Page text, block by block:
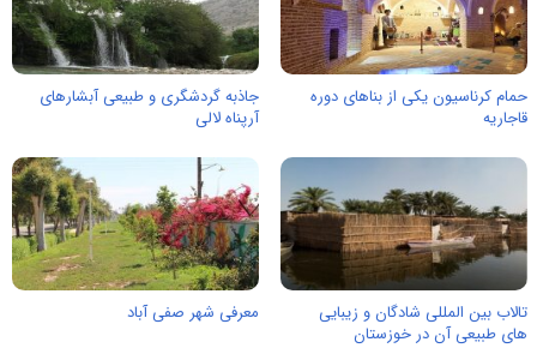
حمام کرناسیون یکی از بناهای دوره
قاجاریه
جاذبه گردشگری و طبیعی آبشارهای
آرپناه لالی
تالاب بین المللی شادگان و زیبایی
های طبیعی آن در خوزستان
معرفی شهر صفی آباد